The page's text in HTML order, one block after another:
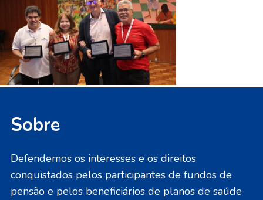
Sobre
Defendemos os interesses e os direitos
conquistados pelos participantes de fundos de
pensão e pelos beneficiários de planos de saúde